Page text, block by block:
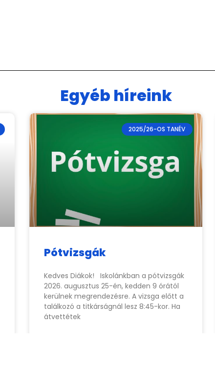
Egyéb híreink
2025/26-OS TANÉV
Pótvizsgák
Kedves Diákok! Iskolánkban a pótvizsgák
2026. augusztus 25-én, kedden 9 órától
kerülnek megrendezésre. A vizsga előtt a
találkozó a titkárságnál lesz 8:45-kor. Ha
átvettétek